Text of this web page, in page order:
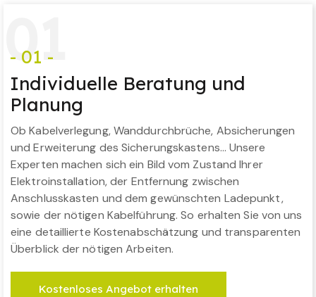
01
- 01 -
Individuelle Beratung und
Planung
Ob Kabelverlegung, Wanddurchbrüche, Absicherungen
und Erweiterung des Sicherungskastens… Unsere
Experten machen sich ein Bild vom Zustand Ihrer
Elektroinstallation, der Entfernung zwischen
Anschlusskasten und dem gewünschten Ladepunkt,
sowie der nötigen Kabelführung. So erhalten Sie von uns
eine detaillierte Kostenabschätzung und transparenten
Überblick der nötigen Arbeiten.
Kostenloses Angebot erhalten